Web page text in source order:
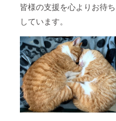
皆様の支援を心よりお待ち
しています。